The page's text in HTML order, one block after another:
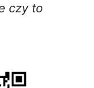
czy to